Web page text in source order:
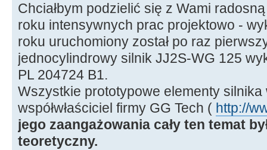
Chciałbym podzielić się z Wami
roku intensywnych prac projektowo -
roku uruchomiony został po raz
jednocylindrowy silnik JJ2S-WG 125
PL 204724 B1.
Wszystkie prototypowe elementy silnika
współwłaściciel firmy GG Tech ( http://
jego zaangażowania cały ten temat
teoretyczny.